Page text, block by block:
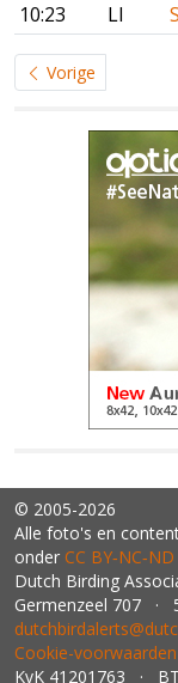
10:23
LI
Vorige
© 2005-2026
Alle foto's en
onder CC
Dutch Birding
Germenzeel 707 ·
Cookie-voorwaarden
KvK 41201763 ·